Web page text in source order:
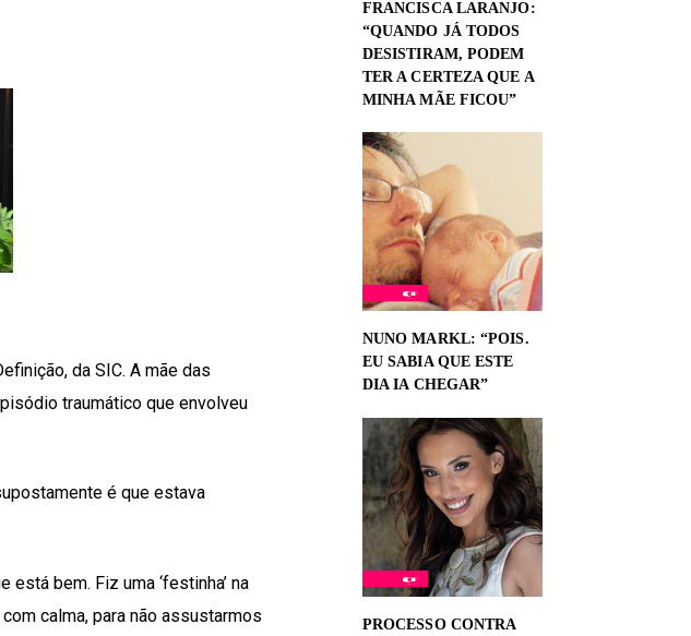
da SIC. A mãe das
traumático que envolveu
é que estava
bem. Fiz uma ‘festinha’ na
calma, para não assustarmos
FRANCISCA LARANJO:
“QUANDO JÁ TODOS
DESISTIRAM, PODEM
TER A CERTEZA QUE A
MINHA MÃE FICOU”
NUNO MARKL: “POIS.
EU SABIA QUE ESTE
DIA IA CHEGAR”
PROCESSO CONTRA